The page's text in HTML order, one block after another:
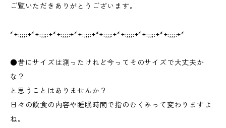
ご覧いただきありがとうございます。
*+:;;;:+*+:;;;:+*+:;;;:+*+:;;;:+*+:;;;:+*+:;;;:+*+:;;;:+*+:;;;:+*
●昔にサイズは測ったけれど今ってそのサイズで大丈夫か
な？
と思うことはありませんか？
日々の飲食の内容や睡眠時間で指のむくみって変わりますよ
ね。